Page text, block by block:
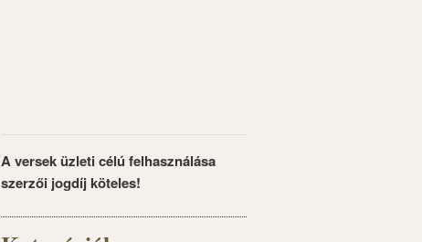
A versek üzleti célú felhasználása
szerzői jogdíj köteles!